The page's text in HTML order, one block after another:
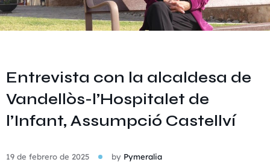
Entrevista con la alcaldesa de
Vandellòs-l’Hospitalet de
l’Infant, Assumpció Castellví
19 de febrero de 2025 by Pymeralia